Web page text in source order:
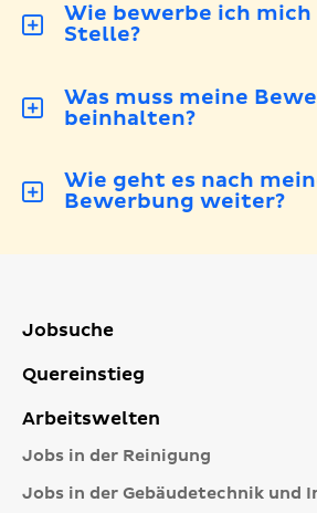
Wie bewerbe ich mich
Stelle?
Was muss meine
beinhalten?
Wie geht es nach
Bewerbung weiter?
Jobsuche
Quereinstieg
Arbeitswelten
Jobs in der Reinigung
Jobs in der Gebäudetechnik und